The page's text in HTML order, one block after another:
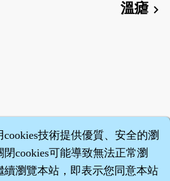
溫瘧chevron_right
技術提供優質、安全的瀏
閉cookies可能導致無法正常瀏
續瀏覽本站，即表示您同意本站